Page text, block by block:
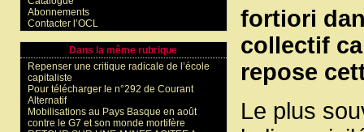
fortiori
collectif
repose
Le plus
Abonnements
Contacter l’OCL
Dans la même rubrique
Repenser une critique radicale de l’école
capitaliste
Pour télécharger le n°292 de Courant
Alternatif
Mobilisations au Pays Basque en août
contre le G7 et son monde mortifère